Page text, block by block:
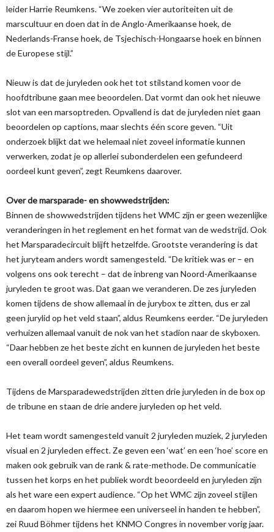
leider Harrie Reumkens. “We zoeken vier autoriteiten uit de
marscultuur en doen dat in de Anglo-Amerikaanse hoek, de
Nederlands-Franse hoek, de Tsjechisch-Hongaarse hoek en binnen
de Europese stijl.”
Nieuw is dat de juryleden ook het tot stilstand komen voor de
hoofdtribune gaan mee beoordelen. Dat vormt dan ook het nieuwe
slot van een marsoptreden. Opvallend is dat de juryleden niet gaan
beoordelen op captions, maar slechts één score geven. “Uit
onderzoek blijkt dat we helemaal niet zoveel informatie kunnen
verwerken, zodat je op allerlei subonderdelen een gefundeerd
oordeel kunt geven”, zegt Reumkens daarover.
Over de marsparade- en showwedstrijden:
Binnen de showwedstrijden tijdens het WMC zijn er geen wezenlijke
veranderingen in het reglement en het format van de wedstrijd. Ook
het Marsparadecircuit blijft hetzelfde. Grootste verandering is dat
het juryteam anders wordt samengesteld. “De kritiek was er – en
volgens ons ook terecht – dat de inbreng van Noord-Amerikaanse
juryleden te groot was. Dat gaan we veranderen. De zes juryleden
komen tijdens de show allemaal in de jurybox te zitten, dus er zal
geen jurylid op het veld staan”, aldus Reumkens eerder. “De juryleden
verhuizen allemaal vanuit de nok van het stadion naar de skyboxen.
“Daar hebben ze het beste zicht en kunnen de juryleden het beste
een overall oordeel geven”, aldus Reumkens.
Tijdens de Marsparadewedstrijden zitten drie juryleden in de box op
de tribune en staan de drie andere juryleden op het veld.
Het team wordt samengesteld vanuit 2 juryleden muziek, 2 juryleden
visual en 2 juryleden effect. Ze geven een ‘wat’ en een ‘hoe’ score en
maken ook gebruik van de rank & rate-methode. De communicatie
tussen het korps en het publiek wordt beoordeeld en juryleden zijn
als het ware een expert audience. “Op het WMC zijn zoveel stijlen
en daarom hopen we hiermee een universeel in handen te hebben”,
zei Ruud Böhmer tijdens het KNMO Congres in november vorig jaar.